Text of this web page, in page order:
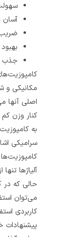
سهولت در تولید
آسان بودن
ضریب انبساط
بهبود اتصالات
جذب انرژی
کامپوزیت‌های
مکانیکی و شیمیایی
اصلی آن­ها می‌توان
کنار وزن کم اشاره
به کامپوزیت‌های
سرامیکی اشاره کرد.
کامپوزیت‌ها با
آلیاژ‌ها تنها از مواد
حالی که در
می‌توان استفاده کرد.
کاربردی استفاده
پیشنهادات خود را